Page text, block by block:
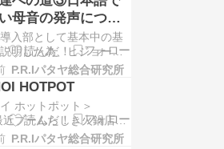
て16年振りに独り暮ら
れだ！）という物件を
内覧した日の話だ。
リティー1番ではないか
協する…
母音の発声につい
入部として基本中の基
明した為、ヒジョーに
容となってしまった。
まで辿り着いただけで
が伝わってくる。 た
ーズの趣旨はあくまで
タイ語を上手に話せる
い」という方々に向け
P.R.Iパタヤ総合研究所
HOTPOT
ホットポット＞
ームらしき火鍋店。
つくのではなく、一人
P.R.Iパタヤ総合研究所